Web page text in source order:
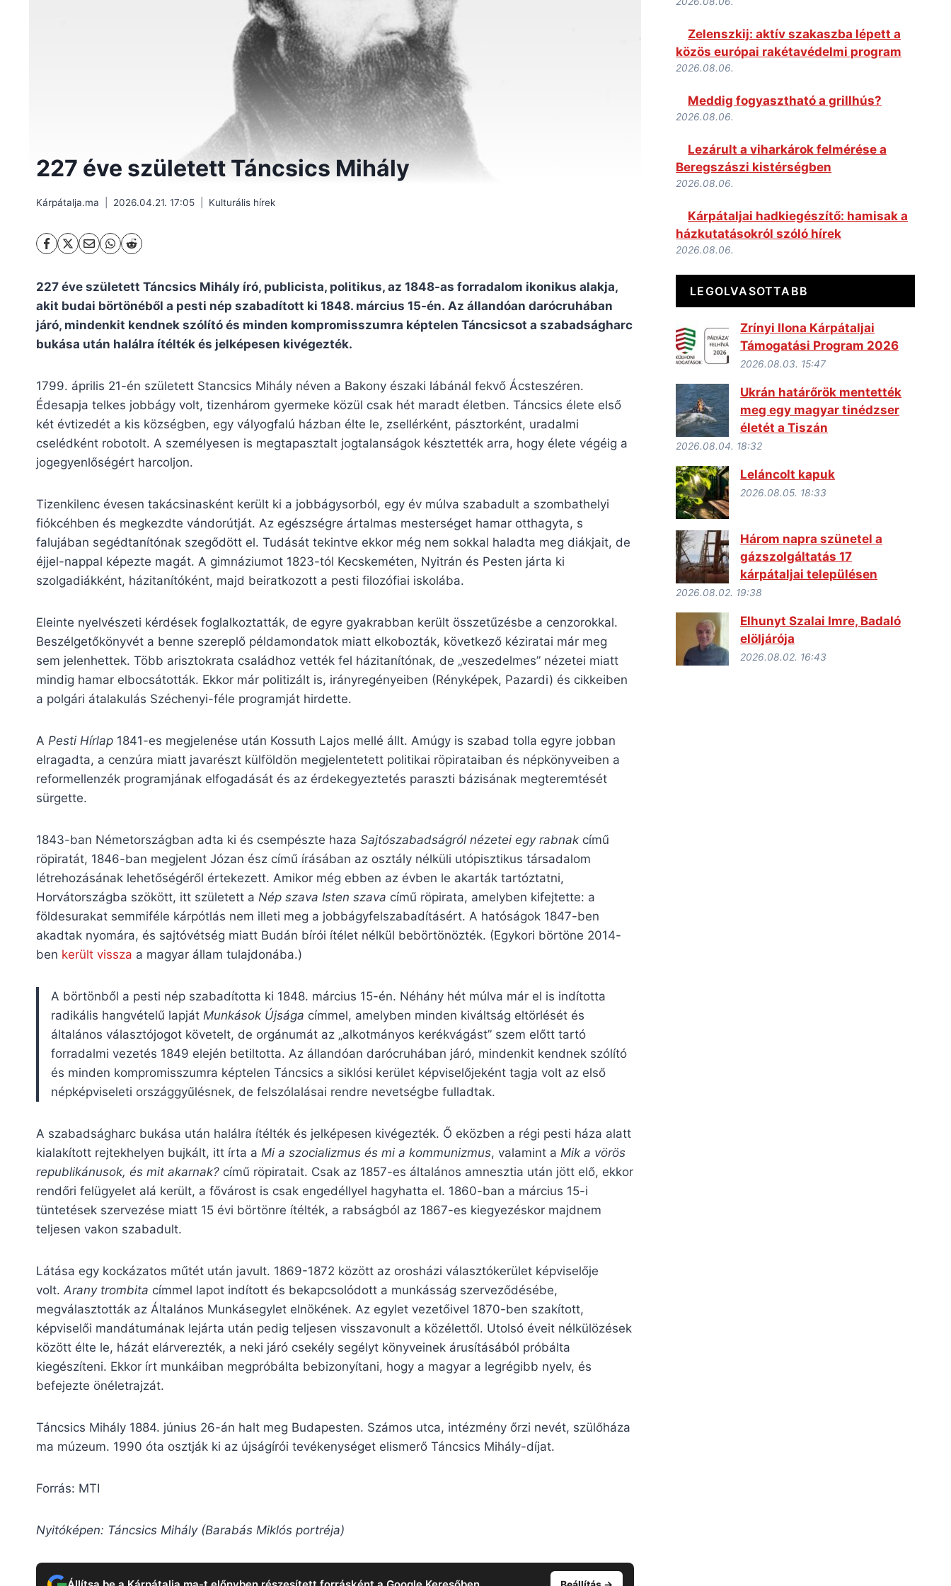
227 éve született Táncsics Mihály
Kárpátalja.ma 2026.04.21. 17:05 Kulturális hírek
227 éve született Táncsics Mihály író, publicista, politikus, az 1848-as forradalom ikonikus alakja,
akit budai börtönéből a pesti nép szabadított ki 1848. március 15-én. Az állandóan darócruhában
járó, mindenkit kendnek szólító és minden kompromisszumra képtelen Táncsicsot a szabadságharc
bukása után halálra ítélték és jelképesen kivégezték.
1799. április 21-én született Stancsics Mihály néven a Bakony északi lábánál fekvő Ácsteszéren.
Édesapja telkes jobbágy volt, tizenhárom gyermeke közül csak hét maradt életben. Táncsics élete első
két évtizedét a kis községben, egy vályogfalú házban élte le, zsellérként, pásztorként, uradalmi
cselédként robotolt. A személyesen is megtapasztalt jogtalanságok késztették arra, hogy élete végéig a
jogegyenlőségért harcoljon.
Tizenkilenc évesen takácsinasként került ki a jobbágysorból, egy év múlva szabadult a szombathelyi
fiókcéhben és megkezdte vándorútját. Az egészségre ártalmas mesterséget hamar otthagyta, s
falujában segédtanítónak szegődött el. Tudását tekintve ekkor még nem sokkal haladta meg diákjait, de
éjjel-nappal képezte magát. A gimnáziumot 1823-tól Kecskeméten, Nyitrán és Pesten járta ki
szolgadiákként, házitanítóként, majd beiratkozott a pesti filozófiai iskolába.
Eleinte nyelvészeti kérdések foglalkoztatták, de egyre gyakrabban került összetűzésbe a cenzorokkal.
Beszélgetőkönyvét a benne szereplő példamondatok miatt elkobozták, következő kéziratai már meg
sem jelenhettek. Több arisztokrata családhoz vették fel házitanítónak, de „veszedelmes” nézetei miatt
mindig hamar elbocsátották. Ekkor már politizált is, irányregényeiben (Rényképek, Pazardi) és cikkeiben
a polgári átalakulás Széchenyi-féle programját hirdette.
A Pesti Hírlap 1841-es megjelenése után Kossuth Lajos mellé állt. Amúgy is szabad tolla egyre jobban
elragadta, a cenzúra miatt javarészt külföldön megjelentetett politikai röpirataiban és népkönyveiben a
reformellenzék programjának elfogadását és az érdekegyeztetés paraszti bázisának megteremtését
sürgette.
1843-ban Németországban adta ki és csempészte haza Sajtószabadságról nézetei egy rabnak című
röpiratát, 1846-ban megjelent Józan ész című írásában az osztály nélküli utópisztikus társadalom
létrehozásának lehetőségéről értekezett. Amikor még ebben az évben le akarták tartóztatni,
Horvátországba szökött, itt született a Nép szava Isten szava című röpirata, amelyben kifejtette: a
földesurakat semmiféle kárpótlás nem illeti meg a jobbágyfelszabadításért. A hatóságok 1847-ben
akadtak nyomára, és sajtóvétség miatt Budán bírói ítélet nélkül bebörtönözték. (Egykori börtöne 2014-
ben került vissza a magyar állam tulajdonába.)
A börtönből a pesti nép szabadította ki 1848. március 15-én. Néhány hét múlva már el is indította
radikális hangvételű lapját Munkások Újsága címmel, amelyben minden kiváltság eltörlését és
általános választójogot követelt, de orgánumát az „alkotmányos kerékvágást” szem előtt tartó
forradalmi vezetés 1849 elején betiltotta. Az állandóan darócruhában járó, mindenkit kendnek szólító
és minden kompromisszumra képtelen Táncsics a siklósi kerület képviselőjeként tagja volt az első
népképviseleti országgyűlésnek, de felszólalásai rendre nevetségbe fulladtak.
A szabadságharc bukása után halálra ítélték és jelképesen kivégezték. Ő eközben a régi pesti háza alatt
kialakított rejtekhelyen bujkált, itt írta a Mi a szocializmus és mi a kommunizmus, valamint a Mik a vörös
republikánusok, és mit akarnak? című röpiratait. Csak az 1857-es általános amnesztia után jött elő, ekkor
rendőri felügyelet alá került, a fővárost is csak engedéllyel hagyhatta el. 1860-ban a március 15-i
tüntetések szervezése miatt 15 évi börtönre ítélték, a rabságból az 1867-es kiegyezéskor majdnem
teljesen vakon szabadult.
Látása egy kockázatos műtét után javult. 1869-1872 között az orosházi választókerület képviselője
volt. Arany trombita címmel lapot indított és bekapcsolódott a munkásság szerveződésébe,
megválasztották az Általános Munkásegylet elnökének. Az egylet vezetőivel 1870-ben szakított,
képviselői mandátumának lejárta után pedig teljesen visszavonult a közélettől. Utolsó éveit nélkülözések
között élte le, házát elárverezték, a neki járó csekély segélyt könyveinek árusításából próbálta
kiegészíteni. Ekkor írt munkáiban megpróbálta bebizonyítani, hogy a magyar a legrégibb nyelv, és
befejezte önéletrajzát.
Táncsics Mihály 1884. június 26-án halt meg Budapesten. Számos utca, intézmény őrzi nevét, szülőháza
ma múzeum. 1990 óta osztják ki az újságírói tevékenységet elismerő Táncsics Mihály-díjat.
Forrás: MTI
Nyitóképen: Táncsics Mihály (Barabás Miklós portréja)
Zelenszkij: aktív szakaszba lépett a
közös európai rakétavédelmi program
2026.08.06.
Meddig fogyasztható a grillhús?
2026.08.06.
Lezárult a viharkárok felmérése a
Beregszászi kistérségben
2026.08.06.
Kárpátaljai hadkiegészítő: hamisak a
házkutatásokról szóló hírek
2026.08.06.
LEGOLVASOTTABB
Zrínyi Ilona Kárpátaljai
Támogatási Program 2026
2026.08.03. 15:47
Ukrán határőrök mentették
meg egy magyar tinédzser
életét a Tiszán
2026.08.04. 18:32
Leláncolt kapuk
2026.08.05. 18:33
Három napra szünetel a
gázszolgáltatás 17
kárpátaljai településen
2026.08.02. 19:38
Elhunyt Szalai Imre, Badaló
elöljárója
2026.08.02. 16:43